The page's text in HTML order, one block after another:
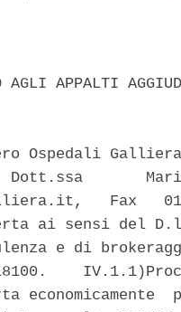
AGLI APPALTI
Ospedali
Dott.ssa
Fax
ai sensi del
e di